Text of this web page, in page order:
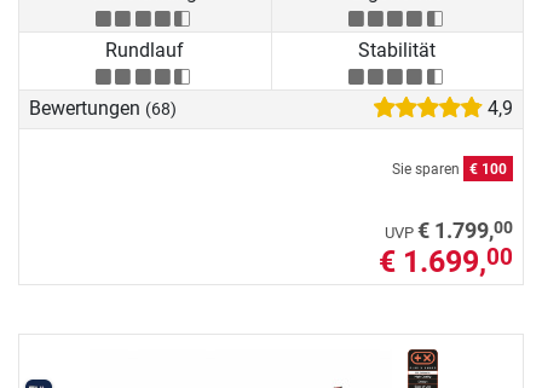
Rundlauf Stabilität
Bewertungen (68) 4,9
Sie sparen € 100
UVP € 1.799,00
€ 1.699,00